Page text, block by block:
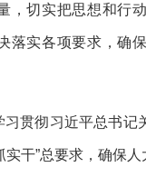
，切实把思想和行
落实各项要求，确
贯彻习近平总书
干”总要求，确保